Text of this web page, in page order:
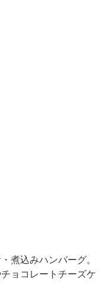
煮込みハンバーグ。
ョコレートチーズケ